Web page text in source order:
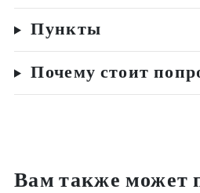
Пункты
Почему стоит
Вам также может